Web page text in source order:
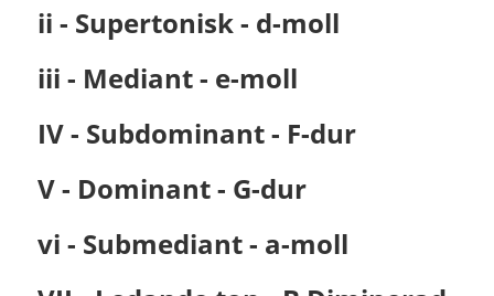
ii - Supertonisk - d-moll
iii - Mediant - e-moll
IV - Subdominant - F-dur
V - Dominant - G-dur
vi - Submediant - a-moll